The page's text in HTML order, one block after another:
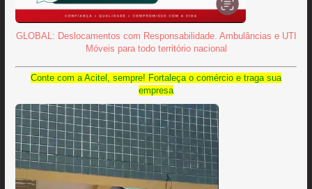
GLOBAL: Deslocamentos com Responsabilidade. Ambulâncias e UTI
Móveis para todo território nacional
Conte com a Acitel, sempre! Fortaleça o comércio e traga sua
empresa